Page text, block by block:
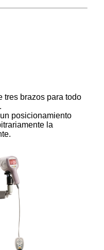
tres brazos para todo
posicionamiento
la